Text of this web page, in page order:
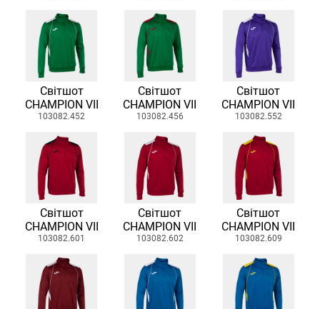
Світшот
CHAMPION VII
103082.452
Світшот
CHAMPION VII
103082.456
Світшот
CHAMPION VII
103082.552
Світшот
CHAMPION VII
103082.601
Світшот
CHAMPION VII
103082.602
Світшот
CHAMPION VII
103082.609